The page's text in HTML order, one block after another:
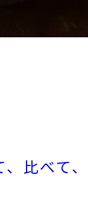
比べて